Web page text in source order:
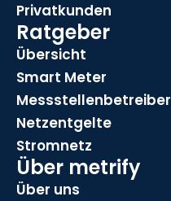
Privatkunden
Ratgeber
Übersicht
Smart Meter
Messstellenbetreiber
Netzentgelte
Stromnetz
Über metrify
Über uns